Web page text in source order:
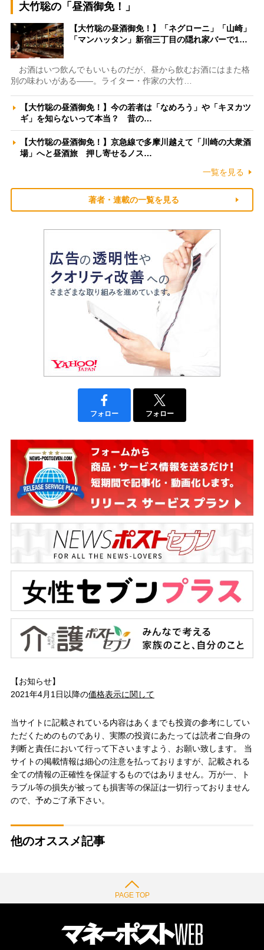
大竹聡の「昼酒御免！」
【大竹聡の昼酒御免！】「ネグローニ」「山崎」
「マンハッタン」新宿三丁目の隠れ家バーで1…
お酒はいつ飲んでもいいものだが、昼から飲むお酒にはまた格
別の味わいがある――。ライター・作家の大竹…
【大竹聡の昼酒御免！】今の若者は「なめろう」や「キヌカツ
ギ」を知らないって本当？ 昔の…
【大竹聡の昼酒御免！】京急線で多摩川越えて「川崎の大衆酒
場」へと昼酒旅 押し寄せるノス…
一覧を見る
著者・連載の一覧を見る
フォロー フォロー
【お知らせ】
2021年4月1日以降の価格表示に関して
当サイトに記載されている内容はあくまでも投資の参考にしてい
ただくためのものであり、実際の投資にあたっては読者ご自身の
判断と責任において行って下さいますよう、お願い致します。 当
サイトの掲載情報は細心の注意を払っておりますが、記載される
全ての情報の正確性を保証するものではありません。万が一、ト
ラブル等の損失が被っても損害等の保証は一切行っておりません
ので、予めご了承下さい。
他のオススメ記事
PAGE TOP